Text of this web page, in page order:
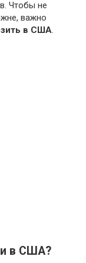
Чтобы не
важно
в США.
в США?